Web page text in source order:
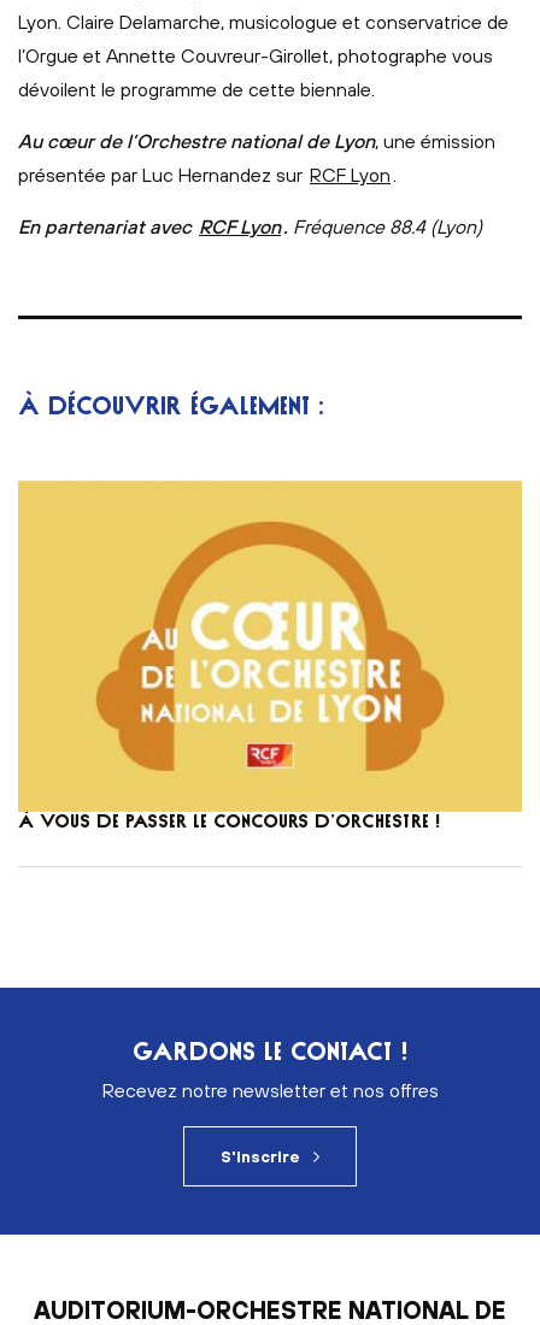
Lyon. Claire Delamarche, musicologue et conservatrice de
l’Orgue et Annette Couvreur-Girollet, photographe vous
dévoilent le programme de cette biennale.
Au cœur de l’Orchestre national de Lyon, une émission
présentée par Luc Hernandez sur RCF Lyon
En partenariat avec RCF Lyon. Fréquence 88.4 (Lyon)
À DÉCOUVRIR ÉGALEMENT :
À vous de passer le concours d’orchestre !
GARDONS LE CONTACT !
Recevez notre newsletter et nos offres
S'inscrire
AUDITORIUM-ORCHESTRE NATIONAL DE